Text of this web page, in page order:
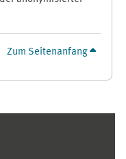
Zum Seitenanfang